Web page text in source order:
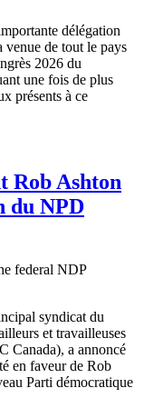
délégation
de tout le pays
2026 du
une fois de plus
présents à ce
Rob Ashton
du NPD
syndicat du
et travailleuses
Canada), a annoncé
en faveur de Rob
Parti démocratique